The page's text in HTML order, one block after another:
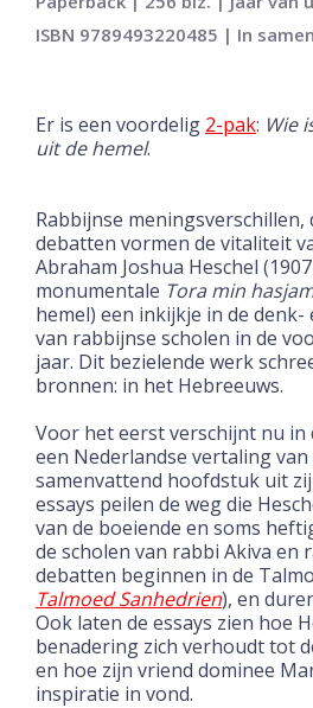
ISBN 9789493220485 | In
Er is een voordelig 2-pak: Wie
uit de hemel.
Rabbijnse meningsverschillen,
debatten vormen de vitaliteit
Abraham Joshua Heschel
monumentale Tora min
hemel) een inkijkje in de
van rabbijnse scholen in de
jaar. Dit bezielende werk
bronnen: in het Hebreeuws.
Voor het eerst verschijnt nu in
een Nederlandse vertaling
samenvattend hoofdstuk uit
essays peilen de weg die
van de boeiende en soms
de scholen van rabbi Akiva en
debatten beginnen in de
Talmoed Sanhedrien), en
Ook laten de essays zien hoe
benadering zich verhoudt tot
en hoe zijn vriend dominee
inspiratie in vond.